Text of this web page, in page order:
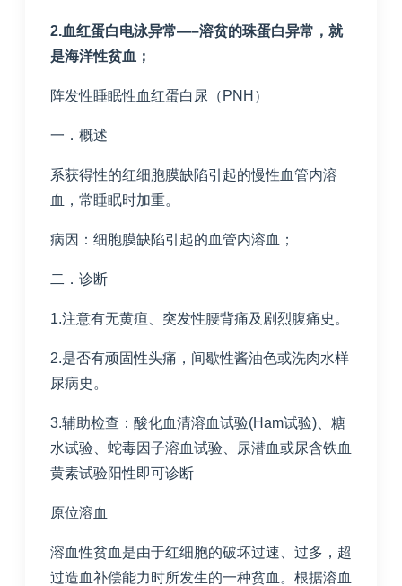
2.血红蛋白电泳异常—–溶贫的珠蛋白异常，就
是海洋性贫血；
阵发性睡眠性血红蛋白尿（PNH）
一．概述
系获得性的红细胞膜缺陷引起的慢性血管内溶
血，常睡眠时加重。
病因：细胞膜缺陷引起的血管内溶血；
二．诊断
1.注意有无黄疸、突发性腰背痛及剧烈腹痛史。
2.是否有顽固性头痛，间歇性酱油色或洗肉水样
尿病史。
3.辅助检查：酸化血清溶血试验(Ham试验)、糖
水试验、蛇毒因子溶血试验、尿潜血或尿含铁血
黄素试验阳性即可诊断
原位溶血
溶血性贫血是由于红细胞的破坏过速、过多，超
过造血补偿能力时所发生的一种贫血。根据溶血